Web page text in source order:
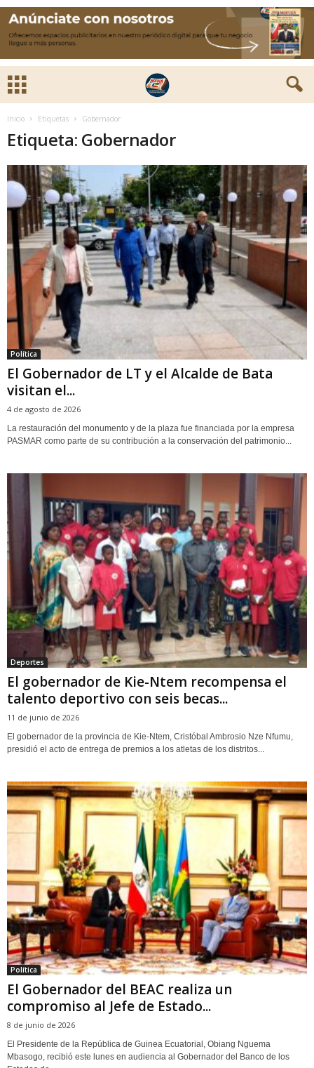
Inicio Etiquetas Gobernador
Etiqueta: Gobernador
Política
El Gobernador de LT y el Alcalde de Bata
visitan el...
4 de agosto de 2026
La restauración del monumento y de la plaza fue financiada por la empresa
PASMAR como parte de su contribución a la conservación del patrimonio...
Deportes
El gobernador de Kie-Ntem recompensa el
talento deportivo con seis becas...
11 de junio de 2026
El gobernador de la provincia de Kie-Ntem, Cristóbal Ambrosio Nze Nfumu,
presidió el acto de entrega de premios a los atletas de los distritos...
Política
‎El Gobernador del BEAC realiza un
compromiso al Jefe de Estado...
8 de junio de 2026
‎El Presidente de la República de Guinea Ecuatorial, Obiang Nguema
Mbasogo, recibió este lunes en audiencia al Gobernador del Banco de los